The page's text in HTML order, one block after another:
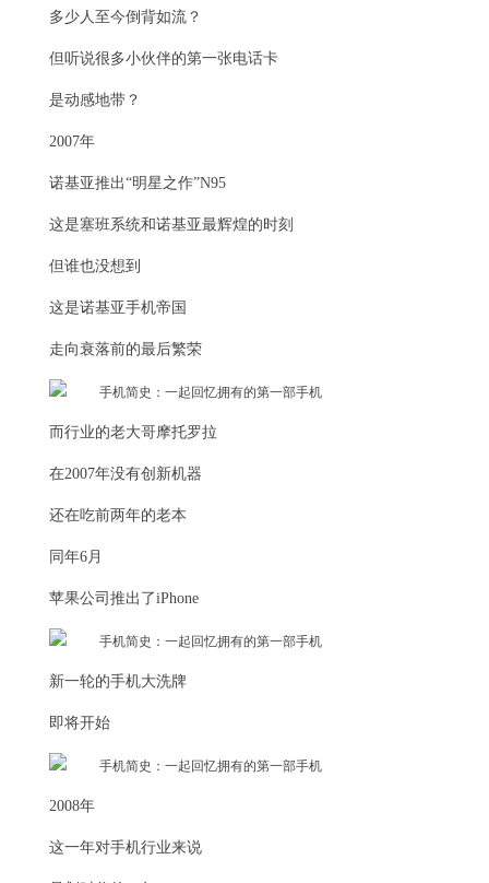
多少人至今倒背如流？
但听说很多小伙伴的第一张电话卡
是动感地带？
2007年
诺基亚推出“明星之作”N95
这是塞班系统和诺基亚最辉煌的时刻
但谁也没想到
这是诺基亚手机帝国
走向衰落前的最后繁荣
而行业的老大哥摩托罗拉
在2007年没有创新机器
还在吃前两年的老本
同年6月
苹果公司推出了iPhone
新一轮的手机大洗牌
即将开始
2008年
这一年对手机行业来说